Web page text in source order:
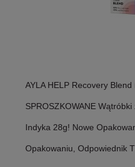
AYLA HELP Recovery Blend
SPROSZKOWANE
Indyka 28g! Nowe
Opakowaniu, Odpowiednik